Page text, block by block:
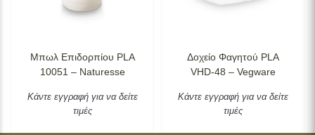
Μπωλ Επιδορπίου PLA
10051 – Naturesse
Κάντε εγγραφή για να δείτε
τιμές
Δοχείο Φαγητού PLA
VHD-48 – Vegware
Κάντε εγγραφή για να δείτε
τιμές